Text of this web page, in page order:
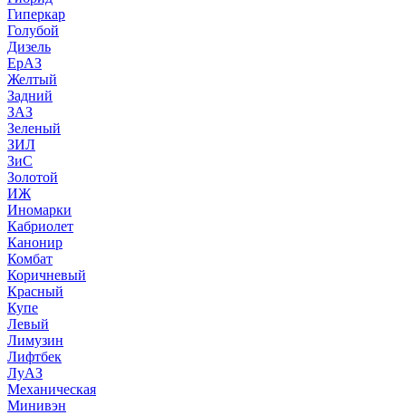
Гиперкар
Голубой
Дизель
ЕрАЗ
Желтый
Задний
ЗАЗ
Зеленый
ЗИЛ
ЗиС
Золотой
ИЖ
Иномарки
Кабриолет
Канонир
Комбат
Коричневый
Красный
Купе
Левый
Лимузин
Лифтбек
ЛуАЗ
Механическая
Минивэн